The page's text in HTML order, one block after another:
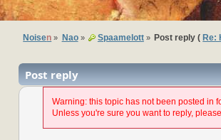
Noisen » Nao» Spaamelott» Post reply ( Re:
Post reply
Warning: this topic has not been posted in
Unless you're sure you want to reply,